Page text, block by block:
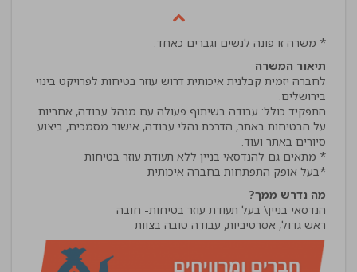
* משרה זו פונה לנשים וגברים כאחד.
תיאור המשרה
לחברה יזמית קבלנית איכותית דרוש עוזר בטיחות לפרויקט בינוי
התפקיד כולל: עבודה בשיתוף פעולה עם מנהל עבודה, אחריות
על הבטיחות באתר, הדרכת נהלי עבודה, אישור מסמכים, ביצוע
*בעל אופק התפתחות בחברה איכותית
מה נדרש ממך?
ראש גדול, אסרטיביות, עבודה טובה בצוות